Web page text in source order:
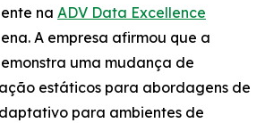
na ADV Data Excellence
A empresa afirmou que a
uma mudança de
estáticos para abordagens de
para ambientes de